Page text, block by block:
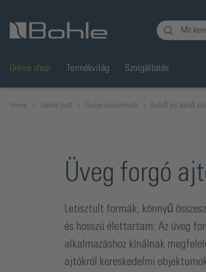
Online shop Termékvilág Szolgáltatás
Home Online bolt Üvegszerelvények Belső és külső
Üveg forgó
Letisztult formák, könnyű
és hosszú élettartam: Az üveg
alkalmazáshoz kínálnak
ajtókról kereskedelmi